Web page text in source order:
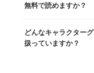
いをお届けすることは
め、正確な情報をお伝
無料で読めますか？
どんなキャラクター
扱っていますか？